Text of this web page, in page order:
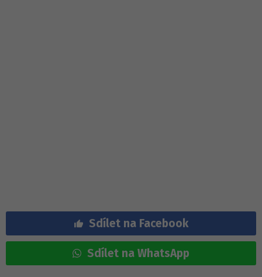
Sdílet na Facebook
Sdílet na WhatsApp